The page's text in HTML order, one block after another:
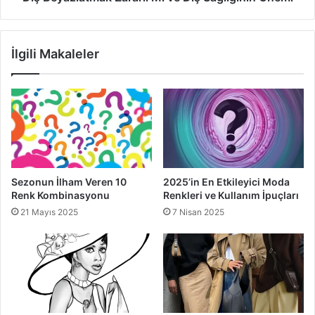
İlgili Makaleler
Sezonun İlham Veren 10
Renk Kombinasyonu
21 Mayıs 2025
2025’in En Etkileyici Moda
Renkleri ve Kullanım İpuçları
7 Nisan 2025